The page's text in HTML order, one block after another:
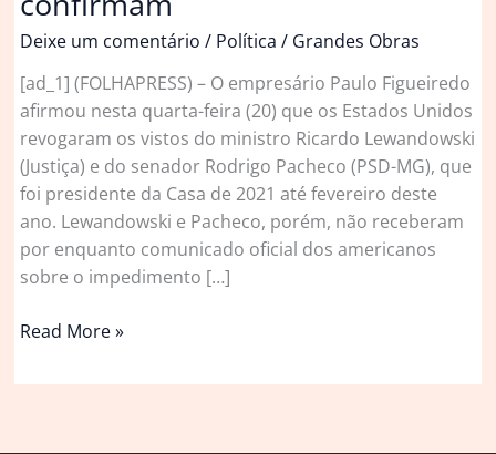
Deixe um comentário / Política / Grandes Obras
[ad_1] (FOLHAPRESS) – O empresário Paulo Figueiredo
afirmou nesta quarta-feira (20) que os Estados Unidos
revogaram os vistos do ministro Ricardo Lewandowski
(Justiça) e do senador Rodrigo Pacheco (PSD-MG), que
foi presidente da Casa de 2021 até fevereiro deste
ano. Lewandowski e Pacheco, porém, não receberam
por enquanto comunicado oficial dos americanos
sobre o impedimento […]
Figueiredo
que
Read More »